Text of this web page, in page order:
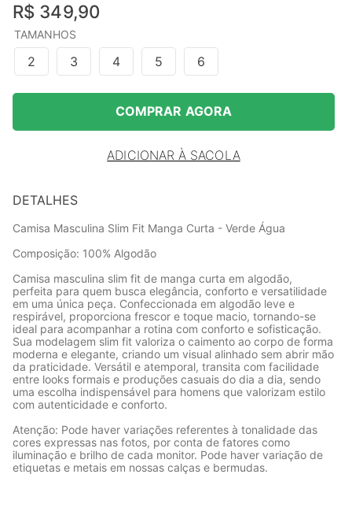
R$ 349,90
TAMANHOS
2 3 4 5 6
COMPRAR AGORA
ADICIONAR À SACOLA
DETALHES
Camisa Masculina Slim Fit Manga Curta - Verde Água
Composição: 100% Algodão
Camisa masculina slim fit de manga curta em algodão,
perfeita para quem busca elegância, conforto e versatilidade
em uma única peça. Confeccionada em algodão leve e
respirável, proporciona frescor e toque macio, tornando-se
ideal para acompanhar a rotina com conforto e sofisticação.
Sua modelagem slim fit valoriza o caimento ao corpo de forma
moderna e elegante, criando um visual alinhado sem abrir mão
da praticidade. Versátil e atemporal, transita com facilidade
entre looks formais e produções casuais do dia a dia, sendo
uma escolha indispensável para homens que valorizam estilo
com autenticidade e conforto.
Atenção: Pode haver variações referentes à tonalidade das
cores expressas nas fotos, por conta de fatores como
iluminação e brilho de cada monitor. Pode haver variação de
etiquetas e metais em nossas calças e bermudas.